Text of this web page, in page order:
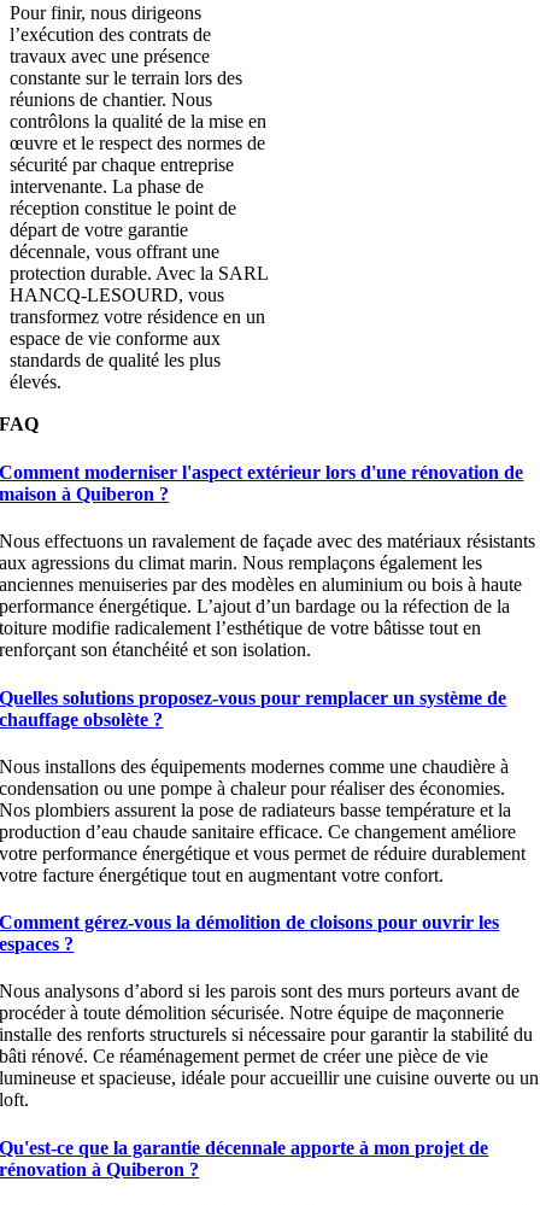
Pour finir, nous dirigeons
l’exécution des contrats de
travaux avec une présence
constante sur le terrain lors des
réunions de chantier. Nous
contrôlons la qualité de la mise en
œuvre et le respect des normes de
sécurité par chaque entreprise
intervenante. La phase de
réception constitue le point de
départ de votre garantie
décennale, vous offrant une
protection durable. Avec la SARL
HANCQ-LESOURD, vous
transformez votre résidence en un
espace de vie conforme aux
standards de qualité les plus
élevés.
FAQ
Comment moderniser l'aspect extérieur lors d'une rénovation de
maison à Quiberon ?
Nous effectuons un ravalement de façade avec des matériaux résistants
aux agressions du climat marin. Nous remplaçons également les
anciennes menuiseries par des modèles en aluminium ou bois à haute
performance énergétique. L’ajout d’un bardage ou la réfection de la
toiture modifie radicalement l’esthétique de votre bâtisse tout en
renforçant son étanchéité et son isolation.
Quelles solutions proposez-vous pour remplacer un système de
chauffage obsolète ?
Nous installons des équipements modernes comme une chaudière à
condensation ou une pompe à chaleur pour réaliser des économies.
Nos plombiers assurent la pose de radiateurs basse température et la
production d’eau chaude sanitaire efficace. Ce changement améliore
votre performance énergétique et vous permet de réduire durablement
votre facture énergétique tout en augmentant votre confort.
Comment gérez-vous la démolition de cloisons pour ouvrir les
espaces ?
Nous analysons d’abord si les parois sont des murs porteurs avant de
procéder à toute démolition sécurisée. Notre équipe de maçonnerie
installe des renforts structurels si nécessaire pour garantir la stabilité du
bâti rénové. Ce réaménagement permet de créer une pièce de vie
lumineuse et spacieuse, idéale pour accueillir une cuisine ouverte ou un
loft.
Qu'est-ce que la garantie décennale apporte à mon projet de
rénovation à Quiberon ?